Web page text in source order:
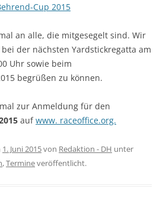
Cup 2015
an alle, die mitgesegelt sind. Wir
der nächsten Yardstickregatta am
Uhr sowie beim
begrüßen zu können.
zur Anmeldung für den
aufwww. raceoffice.org.
1. Juni 2015von Redaktion - DH unter
,Termineveröffentlicht.